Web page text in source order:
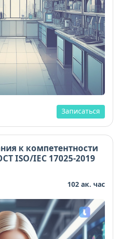
Записаться
к компетентности
ISO/IEC 17025-2019
102 ак. час